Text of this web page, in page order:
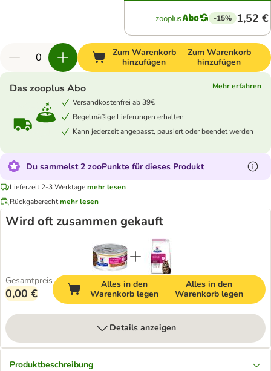
-15% 1,52 €
Zum Warenkorb
hinzufügen
Zum Warenkorb
hinzufügen
Das zooplus Abo
Mehr erfahren
Versandkostenfrei ab 39€
Regelmäßige Lieferungen erhalten
Kann jederzeit angepasst, pausiert oder beendet werden
Du sammelst 2 zooPunkte für dieses Produkt
Lieferzeit 2-3 Werktagemehr lesen
Rückgaberechtmehr lesen
Wird oft zusammen gekauft
Gesamtpreis
0,00 €
Alles in den
Warenkorb legen
Alles in den
Warenkorb legen
Details anzeigen
Produktbeschreibung